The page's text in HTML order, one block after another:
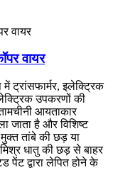
वायर
ट्रांसफार्मर, इलेक्ट्रिक
उपकरणों की
आयताकार
जाता है और विशिष्ट
तांबे की छड़ या
धातु की छड़ से बाहर
पेंट द्वारा लेपित होने के